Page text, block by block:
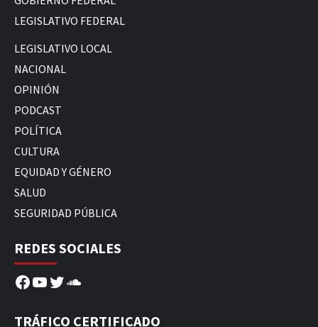
LEGISLATIVO FEDERAL
LEGISLATIVO LOCAL
NACIONAL
OPINIÓN
PODCAST
POLÍTICA
CULTURA
EQUIDAD Y GÉNERO
SALUD
SEGURIDAD PÚBLICA
REDES SOCIALES
Facebook
YouTube
Twitter
SoundCloud
TRÁFICO CERTIFICADO